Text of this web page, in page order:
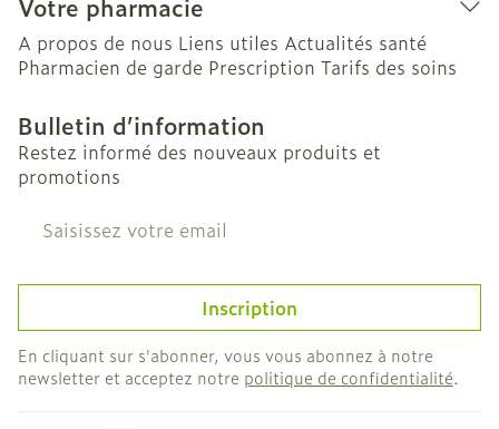
Votre pharmacie
A propos de nous Liens utiles Actualités santé
Pharmacien de garde Prescription Tarifs des soins
Bulletin d’information
Restez informé des nouveaux produits et
promotions
Adresse mail
Inscription
En cliquant sur s'abonner, vous vous abonnez à notre
newsletter et acceptez notre politique de confidentialité.